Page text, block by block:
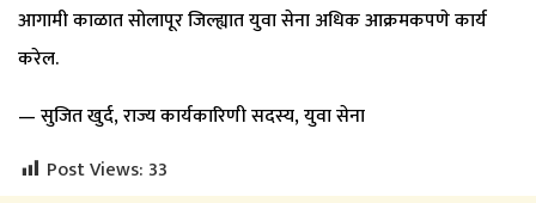
आगामी काळात सोलापूर जिल्ह्यात युवा सेना अधिक आक्रमकपणे कार्य
करेल.
— सुजित खुर्द, राज्य कार्यकारिणी सदस्य, युवा सेना
Post Views:33